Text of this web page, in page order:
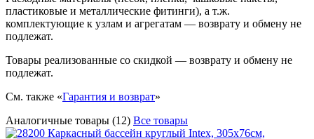
пластиковые и металлические фитинги), а т.ж.
комплектующие к узлам и агрегатам — возврату и обмену не
подлежат.
Товары реализованные со скидкой — возврату и обмену не
подлежат.
См. также «Гарантия и возврат»
Аналогичные товары (12) Все товары